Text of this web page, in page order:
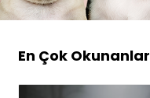
En Çok Okunanlar